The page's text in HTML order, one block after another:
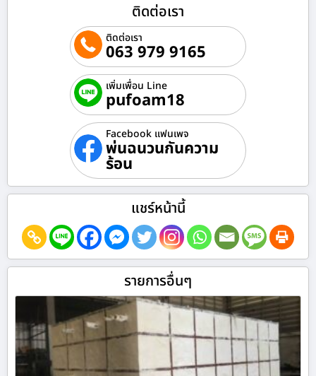
ติดต่อเรา
ติดต่อเรา
063 979 9165
เพิ่มเพื่อน Line
pufoam18
Facebook แฟนเพจ
พ่นฉนวนกันความ
ร้อน
แชร์หน้านี้
รายการอื่นๆ